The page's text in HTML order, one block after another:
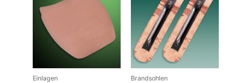
Einlagen Brandsohlen